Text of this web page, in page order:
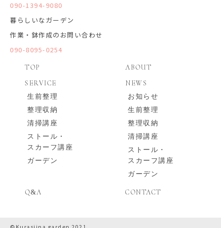
090-1394-9080
暮らしいなガーデン
作業・鉢作成のお問い合わせ
090-8095-0254
TOP
ABOUT
SERVICE
生前整理
整理収納
清掃講座
ストール・
スカーフ講座
ガーデン
NEWS
お知らせ
生前整理
整理収納
清掃講座
ストール・
スカーフ講座
ガーデン
Q&A CONTACT